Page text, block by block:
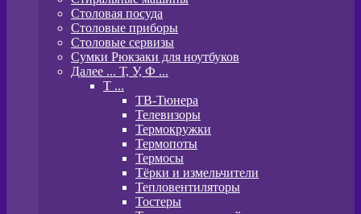
Столовая посуда
Столовые приборы
Столовые сервизы
Сумки Рюкзаки для ноутбуков
Далее ... Т, У, Ф ...
T ...
ТВ-Тюнера
Телевизоры
Термокружки
Термопоты
Термосы
Тёрки и измельчители
Тепловентиляторы
Тостеры